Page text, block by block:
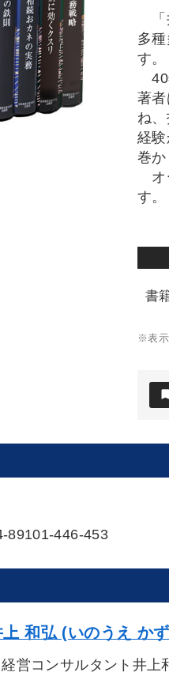
「
多
す。
40
著
ね
経
巻か
オ
す。
書
※表示
bookmark
89101-446-453
上 和弘 (いのうえ か
営コンサルタント井上